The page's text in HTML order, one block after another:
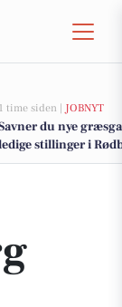
1 time siden | JOBNYT
du nye
stillinger i